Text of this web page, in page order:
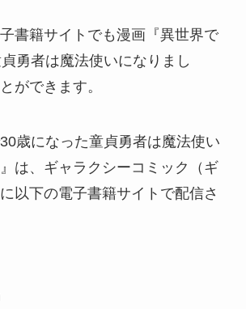
書籍サイトでも漫画『異世界で
勇者は魔法使いになりまし
ができます。
歳になった童貞勇者は魔法使い
は、ギャラクシーコミック（ギ
以下の電子書籍サイトで配信さ